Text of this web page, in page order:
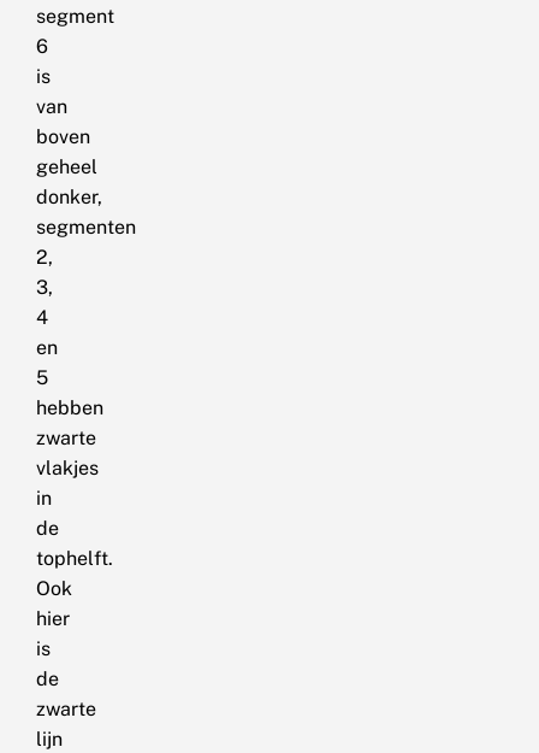
segment
6
is
van
boven
geheel
donker,
segmenten
2,
3,
4
en
5
hebben
zwarte
vlakjes
in
de
tophelft.
Ook
hier
is
de
zwarte
lijn